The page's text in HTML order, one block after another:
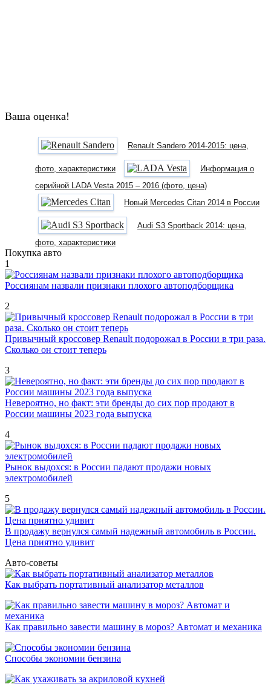
Ваша оценка!
Renault Sandero 2014-2015: цена,
фото, характеристики
Информация о
серийной LADA Vesta 2015 – 2016 (фото, цена)
Новый Mercedes Citan 2014 в России
Audi S3 Sportback 2014: цена,
фото, характеристики
Покупка авто
1
Россиянам назвали признаки плохого автоподборщика
2
Привычный кроссовер Renault подорожал в России в три раза.
Сколько он стоит теперь
3
Невероятно, но факт: эти бренды до сих пор продают в
России машины 2023 года выпуска
4
Рынок выдохся: в России падают продажи новых
электромобилей
5
В продажу вернулся самый надежный автомобиль в России.
Цена приятно удивит
Авто-советы
Как выбрать портативный анализатор металлов
Как правильно завести машину в мороз? Автомат и механика
Способы экономии бензина